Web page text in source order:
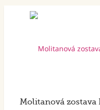
Molitanová zostava